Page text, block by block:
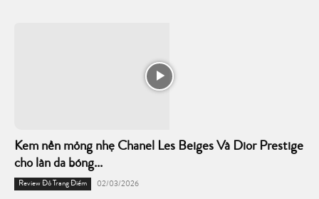
Kem nền mỏng nhẹ Chanel Les Beiges Và Dior Prestige
cho làn da bóng...
Review Đồ Trang Điểm 02/03/2026